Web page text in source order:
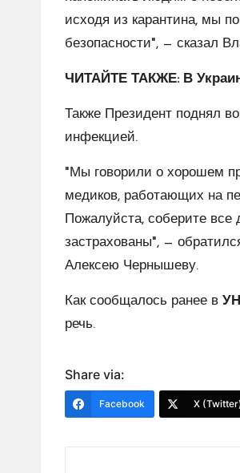
исходя из карантина, мы
безопасности", — сказал
ЧИТАЙТЕ ТАКЖЕ: В
Также Президент поднял
инфекцией.
"Мы говорили о хорошем
медиков, работающих на
Пожалуйста, соберите все
застрахованы", —
Алексею Чернышеву.
Как сообщалось ранее в
речь.
Share via:
Facebook X